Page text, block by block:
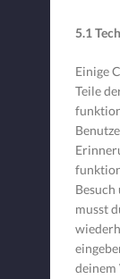
5.1
Einige
Teile
Besuch
musst
deinem